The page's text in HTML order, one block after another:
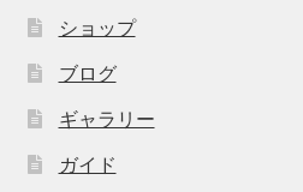
ショップ
ブログ
ギャラリー
ガイド